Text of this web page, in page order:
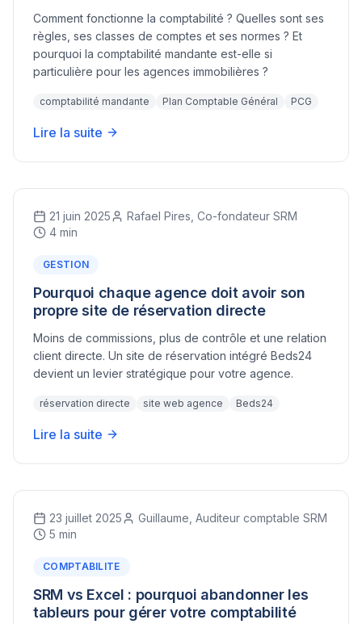
Comment fonctionne la comptabilité ? Quelles sont ses
règles, ses classes de comptes et ses normes ? Et
pourquoi la comptabilité mandante est-elle si
particulière pour les agences immobilières ?
comptabilité mandante Plan Comptable Général PCG
Lire la suite
21 juin 2025
Rafael Pires, Co-fondateur SRM
4 min
GESTION
Pourquoi chaque agence doit avoir son
propre site de réservation directe
Moins de commissions, plus de contrôle et une relation
client directe. Un site de réservation intégré Beds24
devient un levier stratégique pour votre agence.
réservation directe site web agence Beds24
Lire la suite
23 juillet 2025
Guillaume, Auditeur comptable SRM
5 min
COMPTABILITE
SRM vs Excel : pourquoi abandonner les
tableurs pour gérer votre comptabilité